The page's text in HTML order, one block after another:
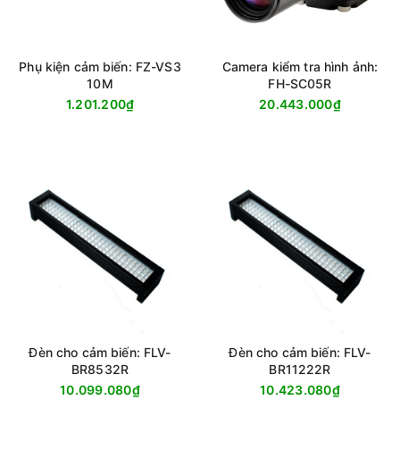
Phụ kiện cảm biến: FZ-VS3
10M
1.201.200₫
Camera kiểm tra hình ảnh:
FH-SC05R
20.443.000₫
Đèn cho cảm biến: FLV-
BR8532R
10.099.080₫
Đèn cho cảm biến: FLV-
BR11222R
10.423.080₫